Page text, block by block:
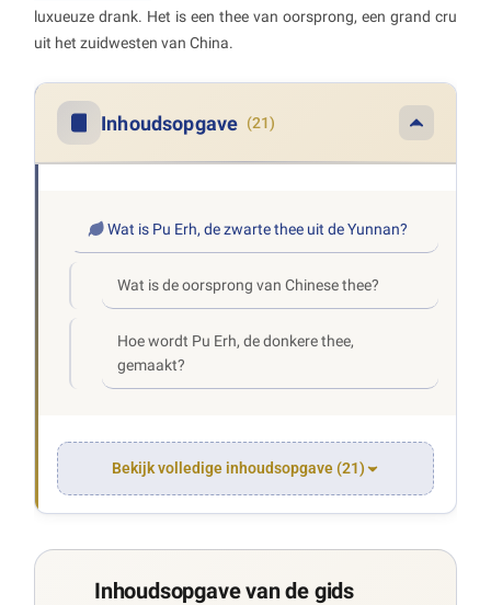
luxueuze drank. Het is een thee van oorsprong, een grand cru
uit het zuidwesten van China.
Inhoudsopgave (21)
Wat is Pu Erh, de zwarte thee uit de Yunnan?
Wat is de oorsprong van Chinese thee?
Hoe wordt Pu Erh, de donkere thee,
gemaakt?
Bekijk volledige inhoudsopgave (21)
Inhoudsopgave van de gids